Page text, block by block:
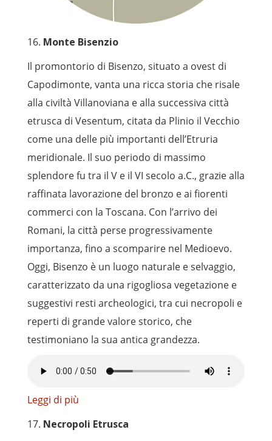
16. Monte Bisenzio
Il promontorio di Bisenzo, situato a ovest di
Capodimonte, vanta una ricca storia che risale
alla civiltà Villanoviana e alla successiva città
etrusca di Vesentum, citata da Plinio il Vecchio
come una delle più importanti dell’Etruria
meridionale. Il suo periodo di massimo
splendore fu tra il V e il VI secolo a.C., grazie alla
raffinata lavorazione del bronzo e ai fiorenti
commerci con la Toscana. Con l’arrivo dei
Romani, la città perse progressivamente
importanza, fino a scomparire nel Medioevo.
Oggi, Bisenzo è un luogo naturale e selvaggio,
caratterizzato da una rigogliosa vegetazione e
suggestivi resti archeologici, tra cui necropoli e
reperti di grande valore storico, che
testimoniano la sua antica grandezza.
Leggi di più
17. Necropoli Etrusca